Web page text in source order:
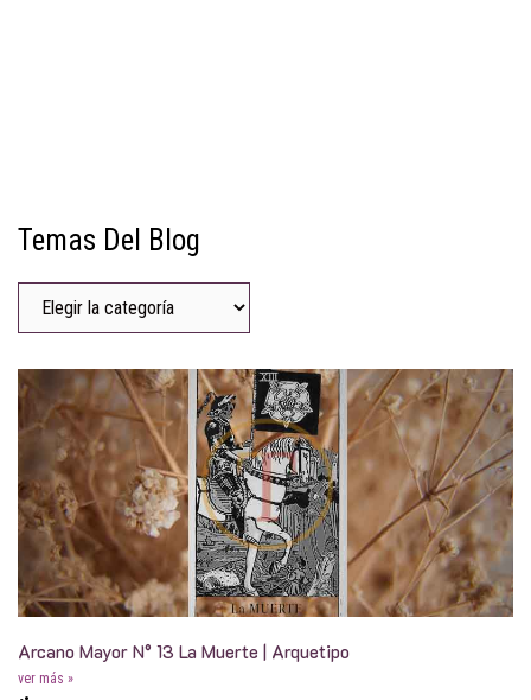
Temas Del Blog
Arcano Mayor N° 13 La Muerte | Arquetipo
ver más »